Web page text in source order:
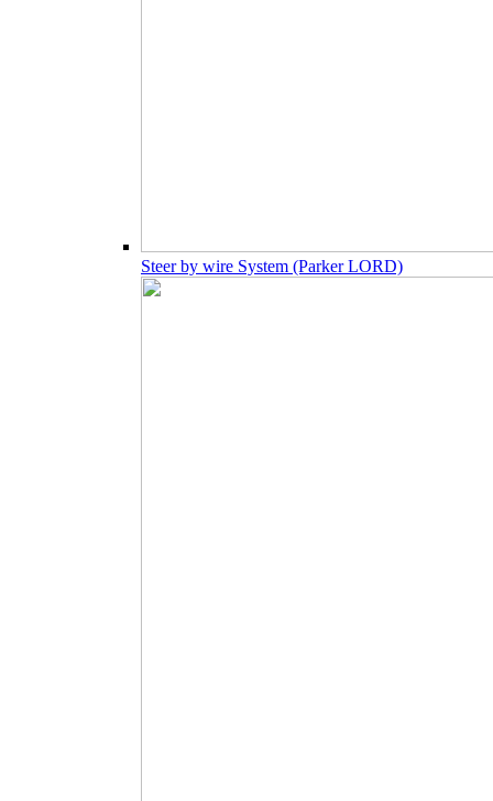
Steer by wire System (Parker LORD)